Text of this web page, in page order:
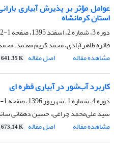
عوامل مؤثر بر پذیرش آبیاری
استان کرمانشاه
دوره 3، شماره 2، اسفند 1395، صفحه
1-12
فائزه طاهرآبادی، محمد کریم معتمد،
مشاهده مقاله
اصل مقاله 641.35 K
کاربرد آب‌شور در آبیاری قطره ای
دوره 4، شماره 1، شهریور 1396، صفحه
1-8
سید علی‌محمد چراغی، حسین دهقانی
مشاهده مقاله
اصل مقاله 673.14 K